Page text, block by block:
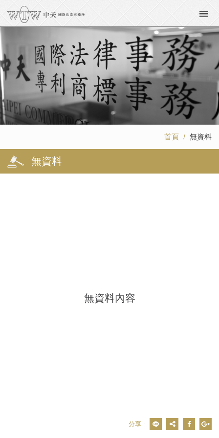
首頁 無資料
無資料
無資料內容
分享 :